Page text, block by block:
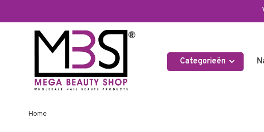
Categorieën
Home